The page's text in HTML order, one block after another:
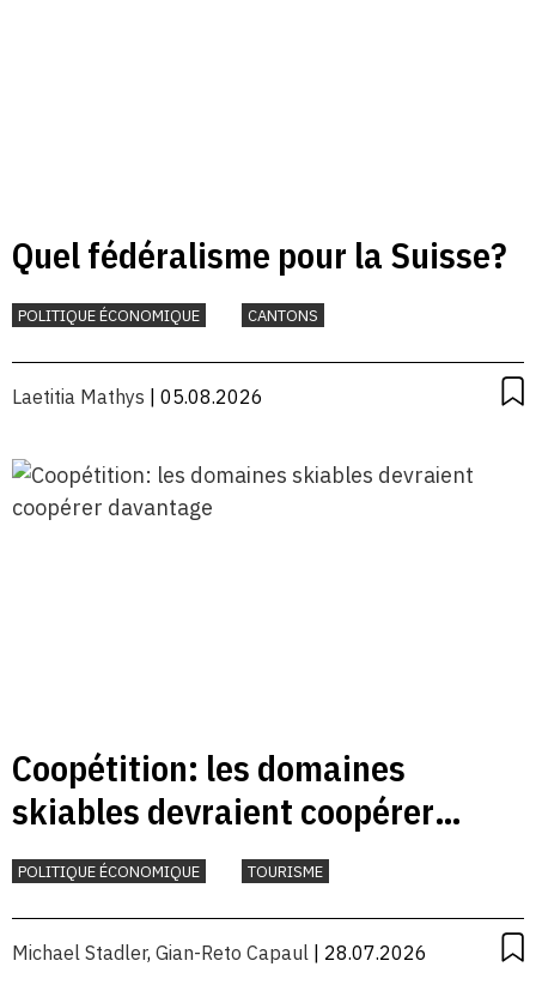
Quel fédéralisme pour la Suisse?
POLITIQUE ÉCONOMIQUE CANTONS
Laetitia Mathys | 05.08.2026
Coopétition: les domaines
skiables devraient coopérer
davantage
POLITIQUE ÉCONOMIQUE TOURISME
Michael Stadler, Gian-Reto Capaul | 28.07.2026